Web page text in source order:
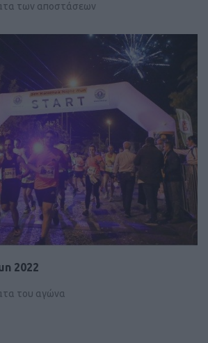
των αποστάσεων
2022
του αγώνα